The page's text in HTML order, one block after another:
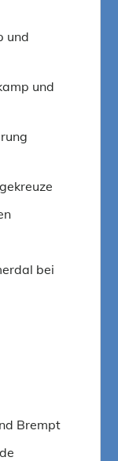
und
und
bei
Brempt